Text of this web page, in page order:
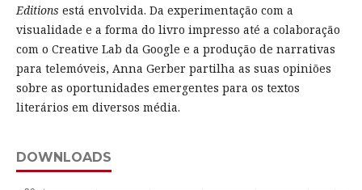
Editions está envolvida. Da experimentação com a
visualidade e a forma do livro impresso até a colaboração
com o Creative Lab da Google e a produção de narrativas
para telemóveis, Anna Gerber partilha as suas opiniões
sobre as oportunidades emergentes para os textos
literários em diversos média.
DOWNLOADS